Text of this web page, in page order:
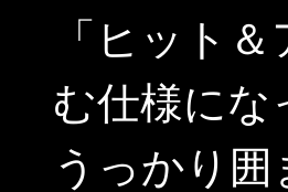
「ヒット
む仕様にな
うっかり